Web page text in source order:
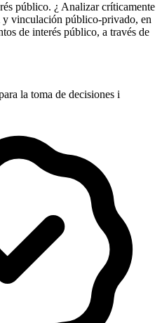
público. ¿ Analizar críticamente
y vinculación público-privado, en
de interés público, a través de
la toma de decisiones i